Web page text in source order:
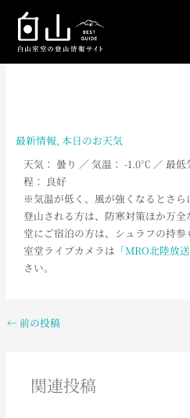
最新情報, 本日のお天気
天気： 曇り ／ 気温： -1.0℃ ／ 最低
程： 良好
※気温が低く、風が強くなるとさら
登山される方は、防寒対策ほか万
堂にご宿泊の方は、シュラフの持
室堂ライブカメラは 「MRO北陸放
さい。
←前の投稿
関連投稿